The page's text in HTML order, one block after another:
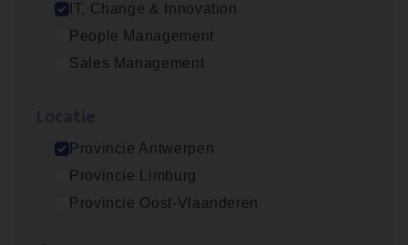
IT, Change & Innovation
People Management
Sales Management
Provincie Antwerpen
Provincie Limburg
Provincie Oost-Vlaanderen
Claims­hand­ler Fleet&
Busi­ness Analyst